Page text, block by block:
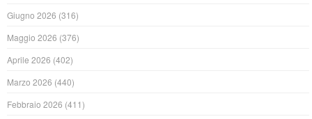
Giugno 2026 (316)
Maggio 2026 (376)
Aprile 2026 (402)
Marzo 2026 (440)
Febbraio 2026 (411)